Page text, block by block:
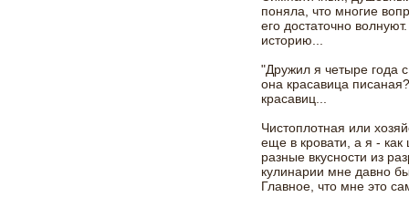
поняла, что многие
его достаточно
историю...
"Дружил я четыре года
она красавица
красавиц...
Чистоплотная или
еще в кровати, а я -
разные вкусности из
кулинарии мне давно
Главное, что мне это